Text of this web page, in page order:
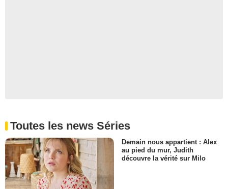
Toutes les news Séries
Demain nous appartient : Alex
au pied du mur, Judith
découvre la vérité sur Milo